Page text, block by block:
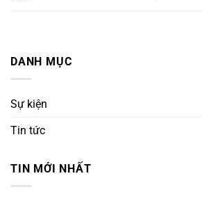
DANH MỤC
Sự kiện
Tin tức
TIN MỚI NHẤT